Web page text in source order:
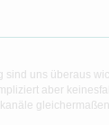
uns überaus
aber